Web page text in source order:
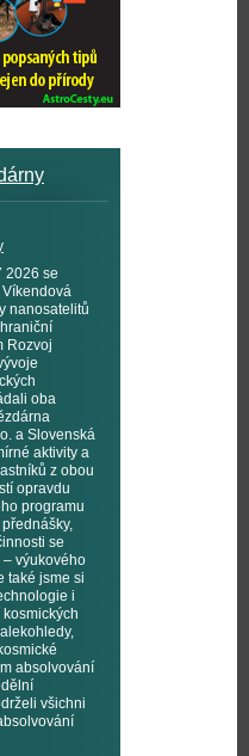
2026 se
nanosatelitů
Rozvoj
oba
a Slovenská
aktivity a
z obou
opravdu
programu
se
výukového
také jsme si
i
absolvování
všichni